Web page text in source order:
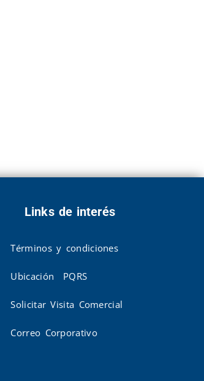
Links de interés
Términos y condiciones
Ubicación PQRS
Solicitar Visita Comercial
Correo Corporativo